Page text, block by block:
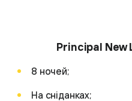
Principal New
8 ночей;
На сніданках;